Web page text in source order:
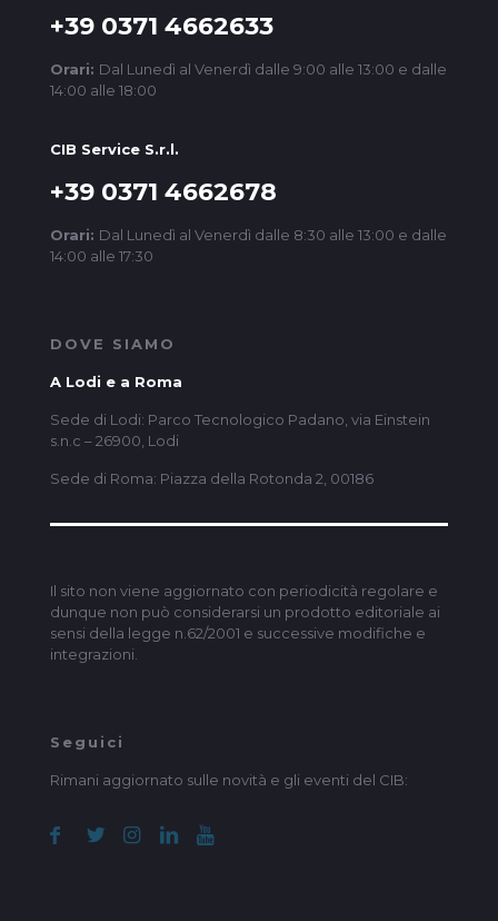
+39 0371 4662633
Orari: Dal Lunedì al Venerdì dalle 9:00 alle 13:00 e dalle
14:00 alle 18:00
CIB Service S.r.l.
+39 0371 4662678
Orari: Dal Lunedì al Venerdì dalle 8:30 alle 13:00 e dalle
14:00 alle 17:30
DOVE SIAMO
A Lodi e a Roma
Sede di Lodi: Parco Tecnologico Padano, via Einstein
s.n.c – 26900, Lodi
Sede di Roma: Piazza della Rotonda 2, 00186
Il sito non viene aggiornato con periodicità regolare e
dunque non può considerarsi un prodotto editoriale ai
sensi della legge n.62/2001 e successive modifiche e
integrazioni.
Seguici
Rimani aggiornato sulle novità e gli eventi del CIB: